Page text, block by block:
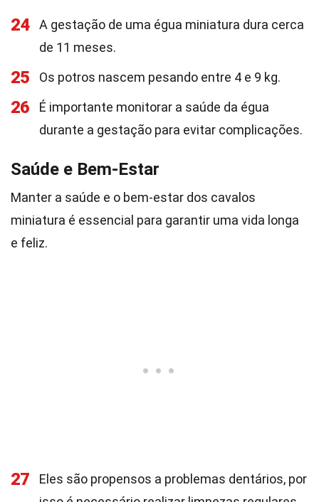
24
A gestação de uma égua miniatura dura cerca
de 11 meses.
25 Os potros nascem pesando entre 4 e 9 kg.
26
É importante monitorar a saúde da égua
durante a gestação para evitar complicações.
Saúde e Bem-Estar
Manter a saúde e o bem-estar dos cavalos
miniatura é essencial para garantir uma vida longa
e feliz.
27
Eles são propensos a problemas dentários, por